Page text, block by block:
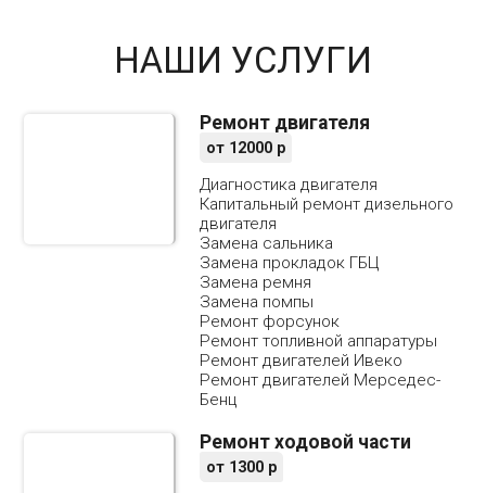
НАШИ УСЛУГИ
Ремонт двигателя
от 12000р
Диагностика двигателя
Капитальный ремонт дизельного
двигателя
Замена сальника
Замена прокладок ГБЦ
Замена ремня
Замена помпы
Ремонт форсунок
Ремонт топливной аппаратуры
Ремонт двигателей Ивеко
Ремонт двигателей Мерседес-
Бенц
Ремонт ходовой части
от 1300р